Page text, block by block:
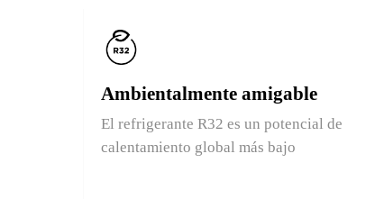
Ambientalmente amigable
El refrigerante R32 es un potencial de
calentamiento global más bajo